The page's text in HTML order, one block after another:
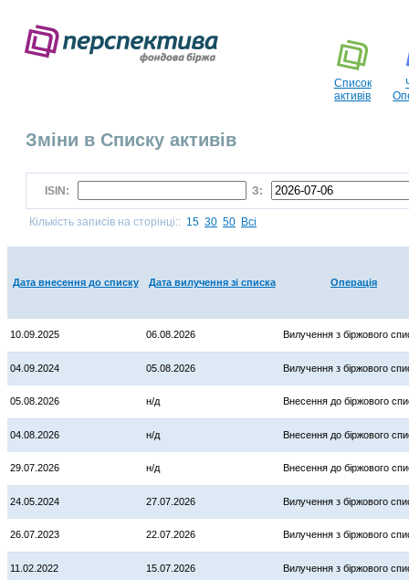
Список
активів
Зміни в Списку активів
ISIN: З:
Кількість записів на сторінці:: 15 30 50 Всі
Дата внесення до списку Дата вилучення зі списка Операція
10.09.2025 06.08.2026 Вилучення з біржового
04.09.2024 05.08.2026 Вилучення з біржового
05.08.2026 н/д Внесення до біржового
04.08.2026 н/д Внесення до біржового
29.07.2026 н/д Внесення до біржового
24.05.2024 27.07.2026 Вилучення з біржового
26.07.2023 22.07.2026 Вилучення з біржового
11.02.2022 15.07.2026 Вилучення з біржового